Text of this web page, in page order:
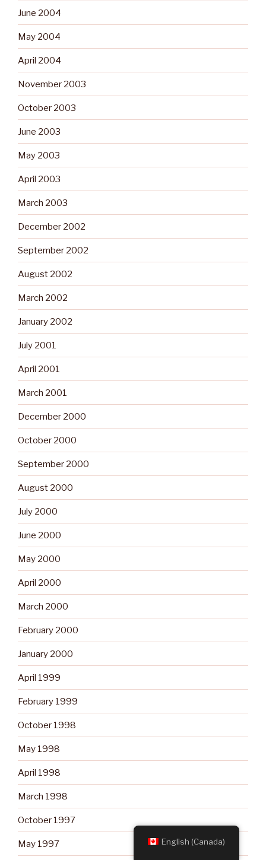
June 2004
May 2004
April 2004
November 2003
October 2003
June 2003
May 2003
April 2003
March 2003
December 2002
September 2002
August 2002
March 2002
January 2002
July 2001
April 2001
March 2001
December 2000
October 2000
September 2000
August 2000
July 2000
June 2000
May 2000
April 2000
March 2000
February 2000
January 2000
April 1999
February 1999
October 1998
May 1998
April 1998
March 1998
October 1997
May 1997 English (Canada)